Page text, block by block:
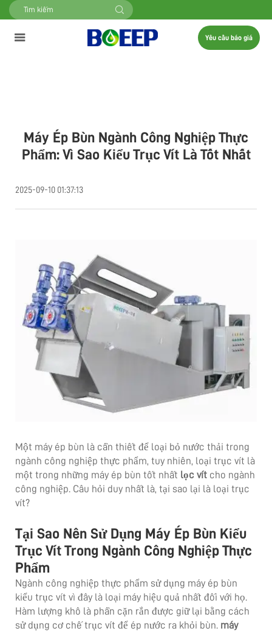
Yêu cầu báo giá
Máy Ép Bùn Ngành Công Nghiệp Thực
Phẩm: Vì Sao Kiểu Trục Vít Là Tốt Nhất
2025-09-10 01:37:13
Một máy ép bùn là cần thiết để loại bỏ nước thải trong
ngành công nghiệp thực phẩm, tuy nhiên, loại trục vít là
một trong những máy ép bùn tốt nhất lọc vít cho ngành
công nghiệp. Câu hỏi duy nhất là, tại sao lại là loại trục
vít?
Tại Sao Nên Sử Dụng Máy Ép Bùn Kiểu
Trục Vít Trong Ngành Công Nghiệp Thực
Phẩm
Ngành công nghiệp thực phẩm sử dụng máy ép bùn
kiểu trục vít vì đây là loại máy hiệu quả nhất đối với họ.
Hàm lượng khô là phần cặn rắn được giữ lại bằng cách
sử dụng cơ chế trục vít để ép nước ra khỏi bùn. máy